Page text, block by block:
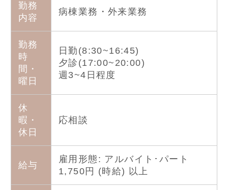
勤務
内容
病棟業務・外来業務
勤務
時
間・
曜日
日勤(8:30~16:45)
夕診(17:00~20:00)
週3~4日程度
休
暇・
休日
応相談
給与
雇用形態: アルバイト･パート
1,750円 (時給) 以上